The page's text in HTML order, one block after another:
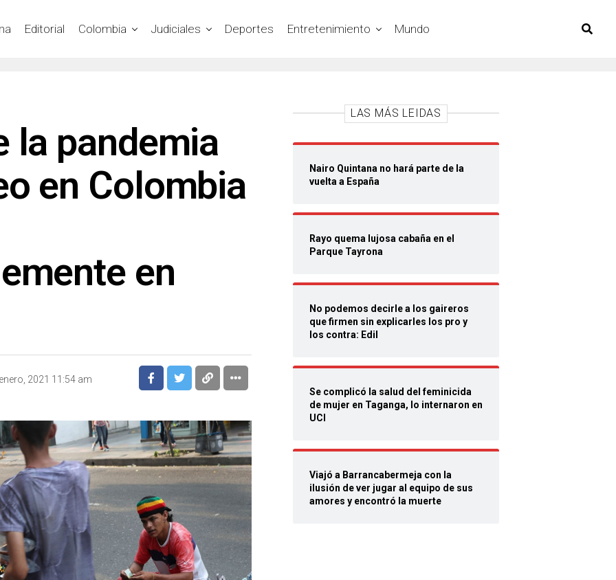
Editorial Colombia Judiciales Deportes Entretenimiento Mundo
la pandemia
en Colombia
en
2021 11:54 am
LAS MÁS LEIDAS
Nairo Quintana no hará parte de la
vuelta a España
Rayo quema lujosa cabaña en el
Parque Tayrona
No podemos decirle a los gaireros
que firmen sin explicarles los pro y
los contra: Edil
Se complicó la salud del feminicida
de mujer en Taganga, lo internaron en
UCI
Viajó a Barrancabermeja con la
ilusión de ver jugar al equipo de sus
amores y encontró la muerte